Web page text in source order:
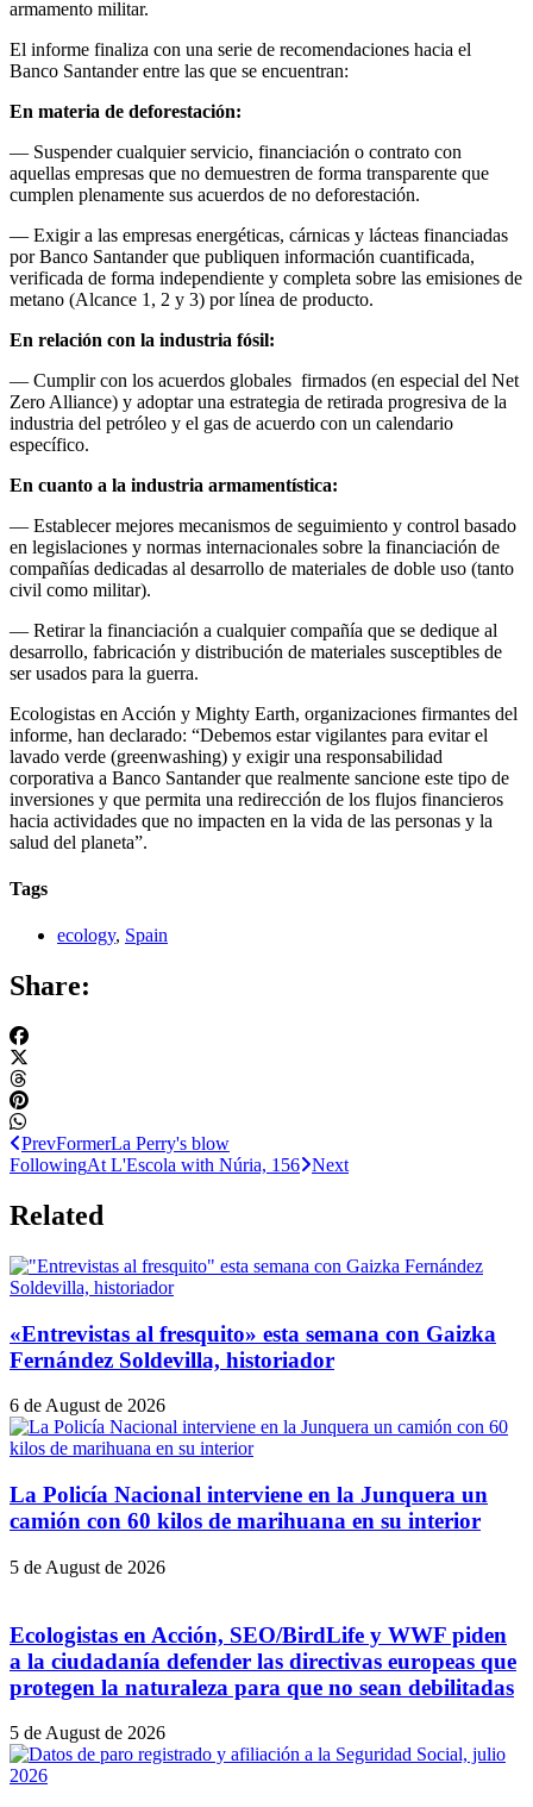
armamento militar.
El informe finaliza con una serie de recomendaciones hacia el
Banco Santander entre las que se encuentran:
En materia de deforestación:
— Suspender cualquier servicio, financiación o contrato con
aquellas empresas que no demuestren de forma transparente que
cumplen plenamente sus acuerdos de no deforestación.
— Exigir a las empresas energéticas, cárnicas y lácteas financiadas
por Banco Santander que publiquen información cuantificada,
verificada de forma independiente y completa sobre las emisiones de
metano (Alcance 1, 2 y 3) por línea de producto.
En relación con la industria fósil:
— Cumplir con los acuerdos globales firmados (en especial del Net
Zero Alliance) y adoptar una estrategia de retirada progresiva de la
industria del petróleo y el gas de acuerdo con un calendario
específico.
En cuanto a la industria armamentística:
— Establecer mejores mecanismos de seguimiento y control basado
en legislaciones y normas internacionales sobre la financiación de
compañías dedicadas al desarrollo de materiales de doble uso (tanto
civil como militar).
— Retirar la financiación a cualquier compañía que se dedique al
desarrollo, fabricación y distribución de materiales susceptibles de
ser usados para la guerra.
Ecologistas en Acción y Mighty Earth, organizaciones firmantes del
informe, han declarado: “Debemos estar vigilantes para evitar el
lavado verde (greenwashing) y exigir una responsabilidad
corporativa a Banco Santander que realmente sancione este tipo de
inversiones y que permita una redirección de los flujos financieros
hacia actividades que no impacten en la vida de las personas y la
salud del planeta”.
Tags
ecology, Spain
Share:
PrevFormerLa Perry's blow
FollowingAt L'Escola with Núria, 156 Next
Related
«Entrevistas al fresquito» esta semana con Gaizka
Fernández Soldevilla, historiador
6 de August de 2026
La Policía Nacional interviene en la Junquera un
camión con 60 kilos de marihuana en su interior
5 de August de 2026
Ecologistas en Acción, SEO/BirdLife y WWF piden
a la ciudadanía defender las directivas europeas que
protegen la naturaleza para que no sean debilitadas
5 de August de 2026